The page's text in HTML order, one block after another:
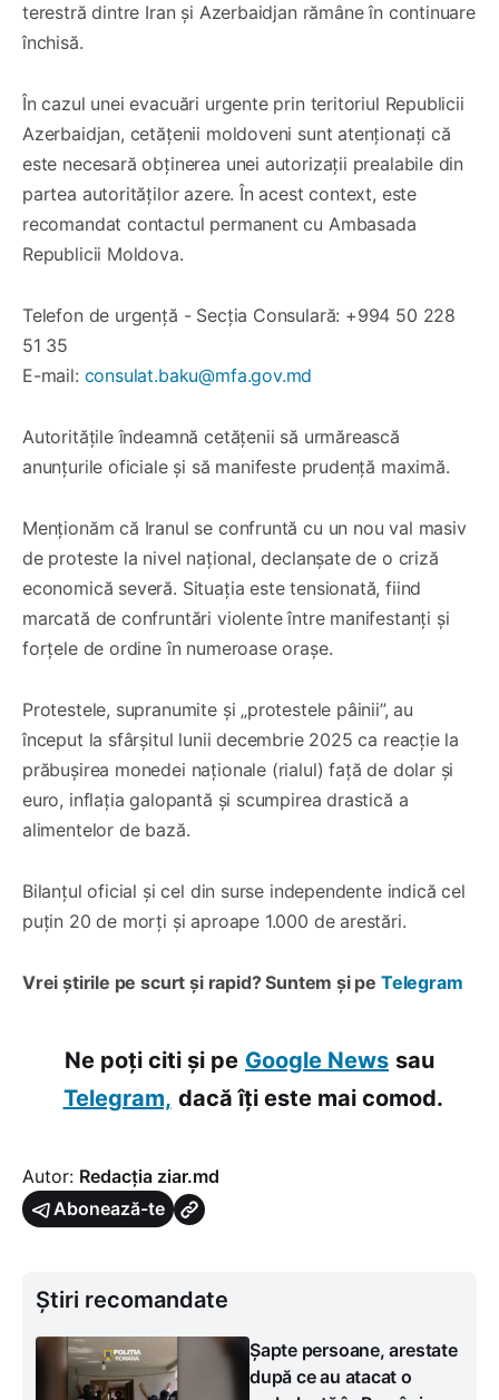
terestră dintre Iran și Azerbaidjan rămâne în continuare
închisă.
În cazul unei evacuări urgente prin teritoriul Republicii
Azerbaidjan, cetățenii moldoveni sunt atenționați că
este necesară obținerea unei autorizații prealabile din
partea autorităților azere. În acest context, este
recomandat contactul permanent cu Ambasada
Republicii Moldova.
Telefon de urgență - Secția Consulară: +994 50 228
51 35
E-mail: consulat.baku@mfa.gov.md
Autoritățile îndeamnă cetățenii să urmărească
anunțurile oficiale și să manifeste prudență maximă.
Menționăm că Iranul se confruntă cu un nou val masiv
de proteste la nivel național, declanșate de o criză
economică severă. Situația este tensionată, fiind
marcată de confruntări violente între manifestanți și
forțele de ordine în numeroase orașe.
Protestele, supranumite și „protestele pâinii”, au
început la sfârșitul lunii decembrie 2025 ca reacție la
prăbușirea monedei naționale (rialul) față de dolar și
euro, inflația galopantă și scumpirea drastică a
alimentelor de bază.
Bilanțul oficial și cel din surse independente indică cel
puțin 20 de morți și aproape 1.000 de arestări.
Vrei știrile pe scurt și rapid? Suntem și pe Telegram
Ne poți citi și pe Google News sau
Telegram, dacă îți este mai comod.
Autor: Redacția ziar.md
Abonează-te
Știri recomandate
Șapte persoane, arestate
după ce au atacat o